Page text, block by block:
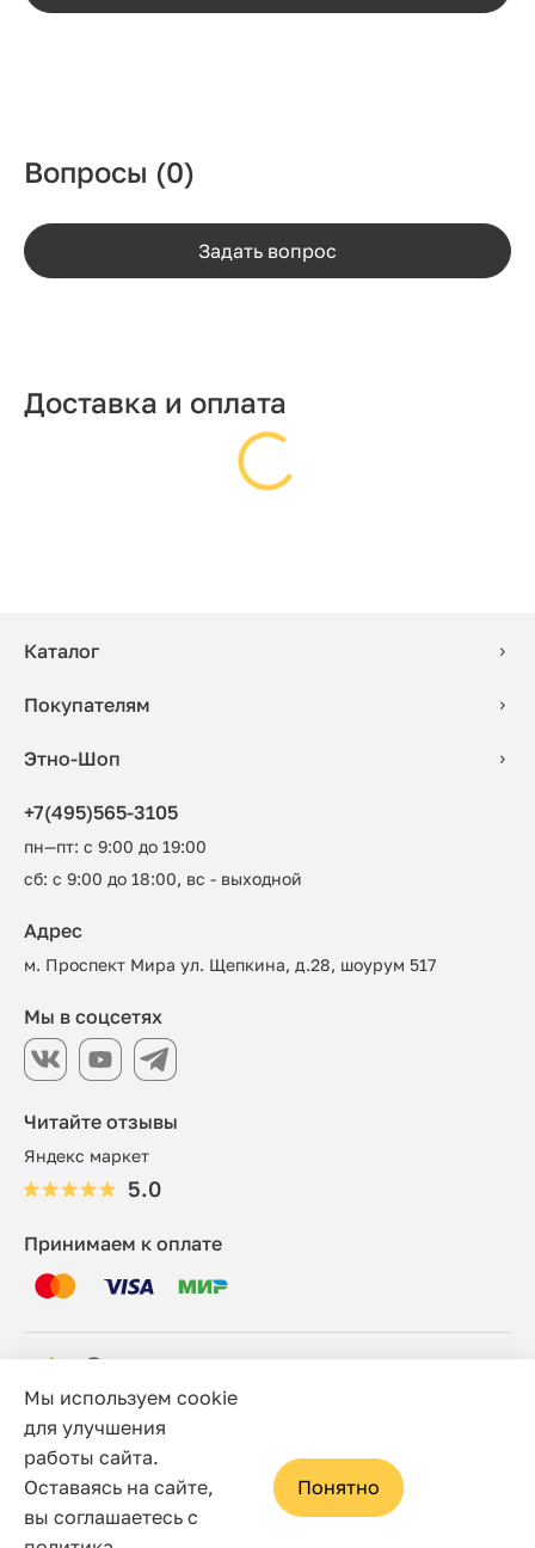
Вопросы (0)
Задать вопрос
Доставка и оплата
Каталог
Покупателям
Этно-Шоп
+7(495)565-3105
пн—пт: с 9:00 до 19:00
сб: с 9:00 до 18:00, вс - выходной
Читайте отзывы
Яндекс маркет
5.0
Адрес
м. Проспект Мира ул. Щепкина, д.28, шоурум 517
Принимаем к оплате
Мы в соцсетях
© 2006 - 2026 Этно-шоп, Интернет-магазин
Политика конфиденциальности
Сайт носит исключительно информационный характер, и
ни при каких условиях не является публичной офертой,
Мы используем cookie
для улучшения
работы сайта.
Оставаясь на сайте,
вы соглашаетесь с
Понятно